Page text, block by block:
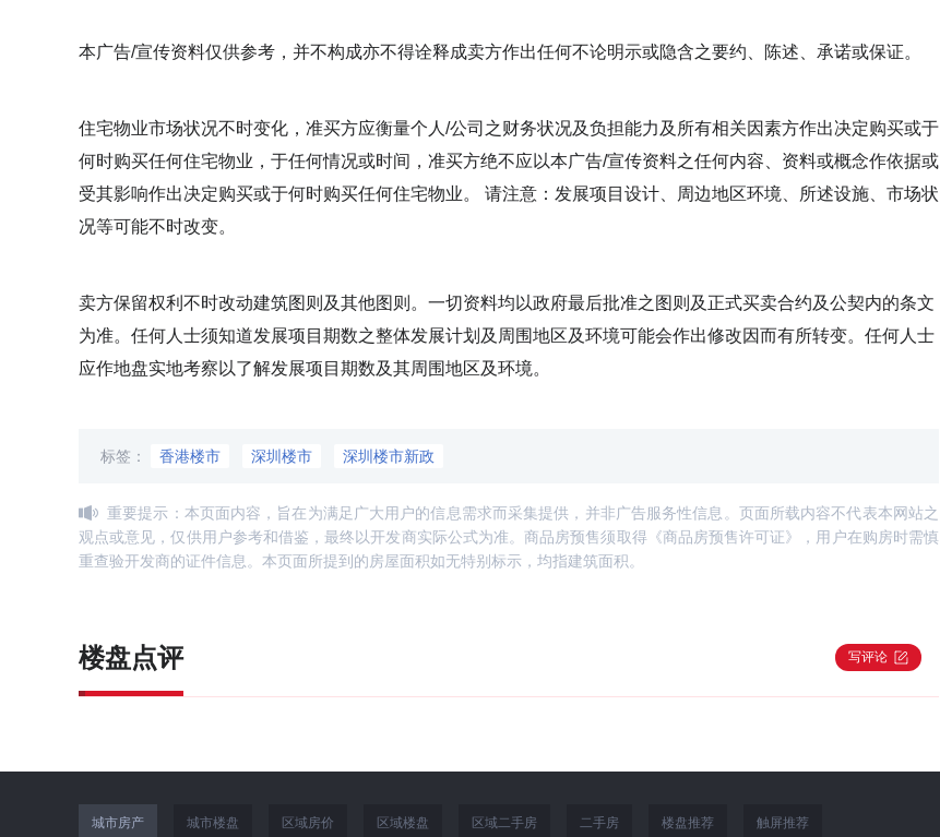
本广告/宣传资料仅供参考，并不构成亦不得诠释成卖方作出任何不论明示或隐含之要约、陈述、承诺或保证。
住宅物业市场状况不时变化，准买方应衡量个人/公司之财务状况及负担能力及所有相关因素方作出决定购买或于
何时购买任何住宅物业，于任何情况或时间，准买方绝不应以本广告/宣传资料之任何内容、资料或概念作依据或
受其影响作出决定购买或于何时购买任何住宅物业。 请注意：发展项目设计、周边地区环境、所述设施、市场状
况等可能不时改变。
卖方保留权利不时改动建筑图则及其他图则。一切资料均以政府最后批准之图则及正式买卖合约及公契内的条文
为准。任何人士须知道发展项目期数之整体发展计划及周围地区及环境可能会作出修改因而有所转变。任何人士
应作地盘实地考察以了解发展项目期数及其周围地区及环境。
标签： 香港楼市 深圳楼市 深圳楼市新政
重要提示：本页面内容，旨在为满足广大用户的信息需求而采集提供，并非广告服务性信息。页面所载内容不代表本网站之
观点或意见，仅供用户参考和借鉴，最终以开发商实际公式为准。商品房预售须取得《商品房预售许可证》，用户在购房时需慎
重查验开发商的证件信息。本页面所提到的房屋面积如无特别标示，均指建筑面积。
楼盘点评 写评论
城市房产 城市楼盘 区域房价 区域楼盘 区域二手房 二手房 楼盘推荐 触屏推荐